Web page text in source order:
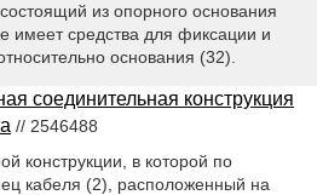
из опорного основания
имеет средства для фиксации и
основания (32).
соединительная конструкция
// 2546488
конструкции, в которой по
кабеля (2), расположенный на